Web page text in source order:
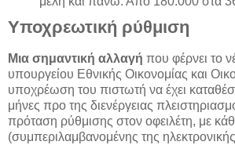
Υποχρεωτική ρύθμιση
Μια σημαντική αλλαγή που φέρνει το
υπουργείου Εθνικής Οικονομίας και
υποχρέωση του πιστωτή να έχει
μήνες προ της διενέργειας
πρόταση ρύθμισης στον οφειλέτη, με
(συμπεριλαμβανομένης της